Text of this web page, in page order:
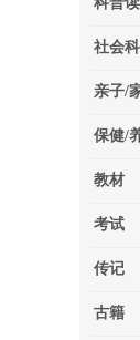
社会
亲子/
保健/
教材
考试
传记
古籍